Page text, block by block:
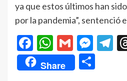
ya que estos últimos han
por la pandemia”, sentenció
Facebook
WhatsApp
Gmail
Share